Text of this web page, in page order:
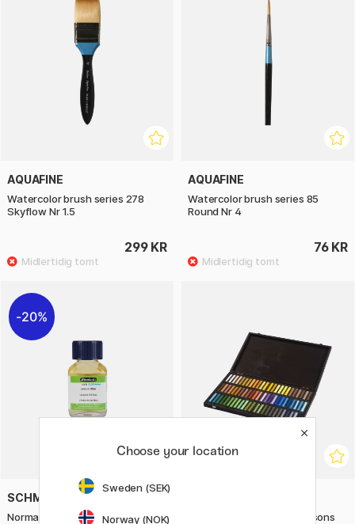
AQUAFINE
Watercolor brush series 278
Skyflow Nr 1.5
299 KR
AQUAFINE
Watercolor brush series 85
Round Nr 4
76 KR
20%
SCHMINCKE
Norma Blue Linseed Oil 60 ml
Soft Pastels Sky and Seasons
Choose your location
Sweden (SEK)
Norway (NOK)